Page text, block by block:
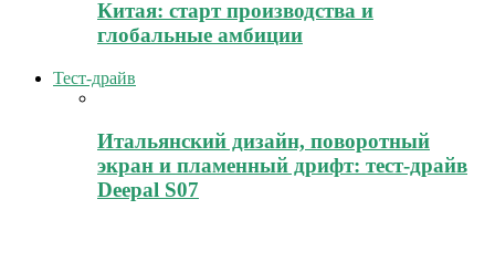
Китая: старт производства и
глобальные амбиции
Тест-драйв
Итальянский дизайн, поворотный
экран и пламенный дрифт: тест-драйв
Deepal S07